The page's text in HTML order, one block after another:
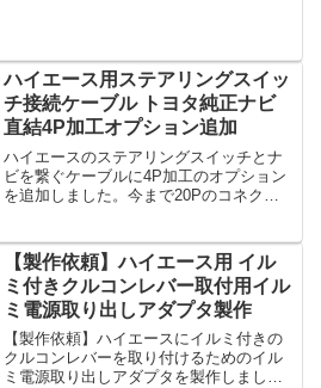
コネクタが高...
ハイエース用ステアリングスイッ
チ接続ケーブル トヨタ純正ナビ
直結4P加工オプション追加
ハイエースのステアリングスイッチとナ
ビを繋ぐケーブルに4P加工のオプション
を追加しました。今まで20Pのコネクタ
ビには直接挿せるようになります。【対
応ナビ】NSCD-W...
【製作依頼】ハイエース用 イル
ミ付きクルコンレバー取付用イル
ミ電源取り出しアダプタ製作
【製作依頼】ハイエースにイルミ付きの
クルコンレバーを取り付けるためのイル
ミ電源取り出しアダプタを製作しまし